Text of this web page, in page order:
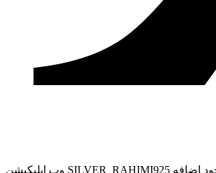
وب ‌اپلیکیشن SILVER_RAHIMI925 را به صفحه اصلی خود اضافه